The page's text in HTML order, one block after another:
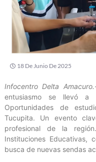
18 De Junio De 2025
Infocentro Delta
entusiasmo se llevó a
Oportunidades de
Tucupita. Un evento
profesional de la
Instituciones Educativas,
busca de nuevas sendas